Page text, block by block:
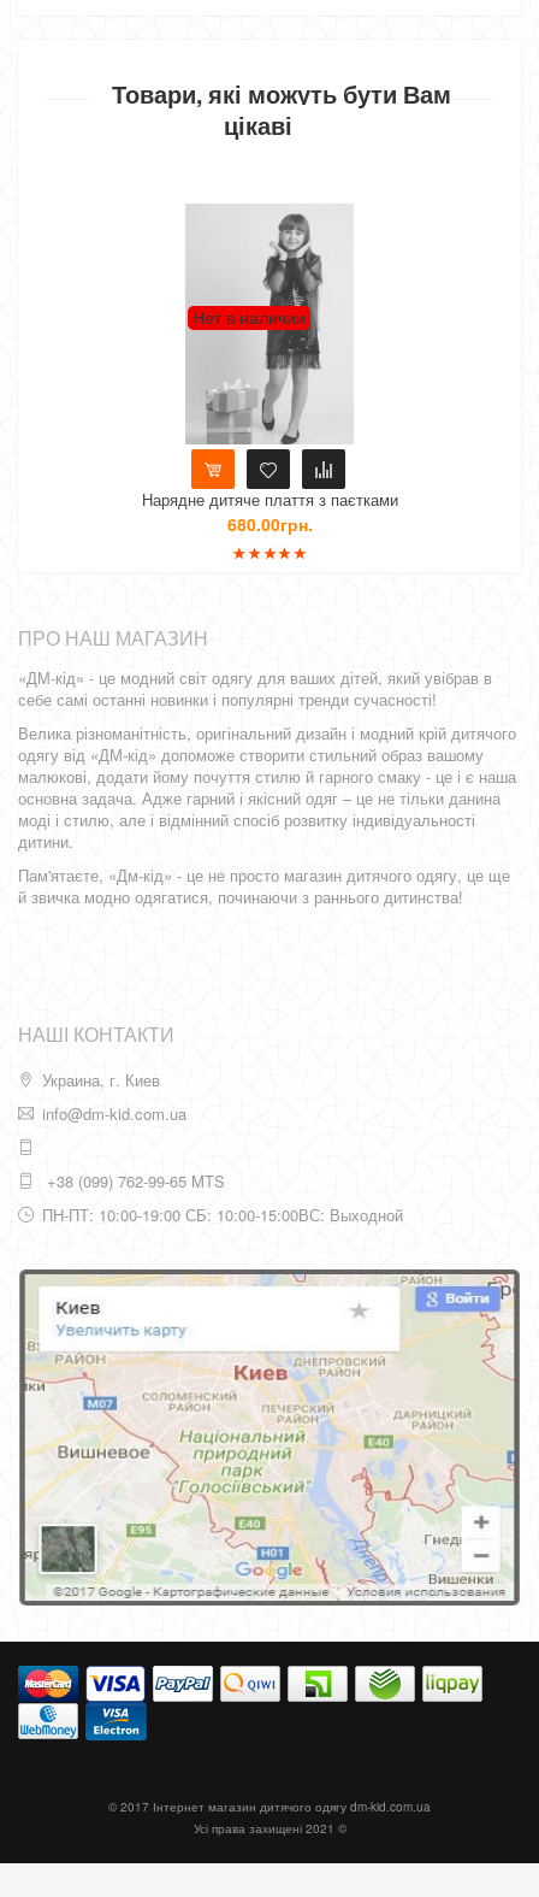
Товари, які можуть бути Вам
цікаві
Нет в наличии
Нарядне дитяче плаття з паєтками
680.00грн.
ПРО НАШ МАГАЗИН
«ДМ-кід» - це модний світ одягу для ваших дітей, який увібрав в
себе самі останні новинки і популярні тренди сучасності!
Велика різноманітність, оригінальний дизайн і модний крій дитячого
одягу від «ДМ-кід» допоможе створити стильний образ вашому
малюкові, додати йому почуття стилю й гарного смаку - це і є наша
основна задача. Адже гарний і якісний одяг – це не тільки данина
моді і стилю, але і відмінний спосіб розвитку індивідуальності
дитини.
Пам'ятаєте, «Дм-кід» - це не просто магазин дитячого одягу, це ще
й звичка модно одягатися, починаючи з раннього дитинства!
НАШІ КОНТАКТИ
Украина, г. Киев
info@dm-kid.com.ua
+38 (099) 762-99-65 MTS
ПН-ПТ: 10:00-19:00 СБ: 10:00-15:00ВС: Выходной
© 2017 Інтернет магазин дитячого одягу dm-kid.com.ua
Усі права захищені 2021 ©